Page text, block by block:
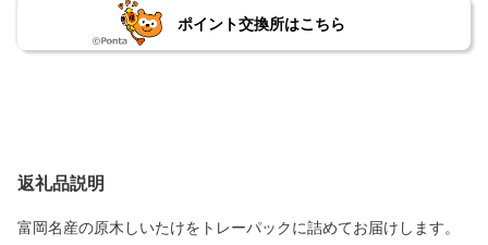
ポイント交換所はこちら
返礼品説明
富岡名産の原木しいたけをトレーパックに詰めてお届けします。